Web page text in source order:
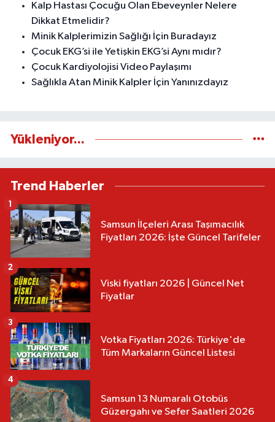
Kalp Hastası Çocuğu Olan Ebeveynler Nelere
Dikkat Etmelidir?
Minik Kalplerimizin Sağlığı İçin Buradayız
Çocuk EKG’si ile Yetişkin EKG’si Aynı mıdır?
Çocuk Kardiyolojisi Video Paylaşımı
Sağlıkla Atan Minik Kalpler İçin Yanınızdayız
Yükleniyor...
Trend Haberler
Samsun İlçeleri Arası Taşımacılık
Fiyatları 2026: İşte Güncel Tarifeler
1
Viski fiyatları 2026 | Güncel Net
Fiyatlar
2
Votka Fiyatları 2026: Türkiye'de
Tüm Markaların Güncel Listesi
3
Samsun 13 Numaralı Otobüs
Güzergahı ve Sefer Saatleri 2026
4